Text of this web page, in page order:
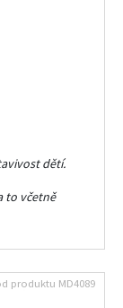
dětí.
to včetně
produktu MD4089